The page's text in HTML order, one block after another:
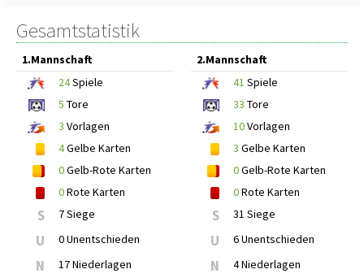
Gesamtstatistik
1.Mannschaft
24Spiele
5 Tore
3 Vorlagen
4Gelbe Karten
0Gelb-Rote Karten
0Rote Karten
S 7 Siege
U 0 Unentschieden
N 17 Niederlagen
2.Mannschaft
41 Spiele
33 Tore
10Vorlagen
3 Gelbe Karten
0Gelb-Rote Karten
0Rote Karten
S 31 Siege
U 6 Unentschieden
N 4 Niederlagen